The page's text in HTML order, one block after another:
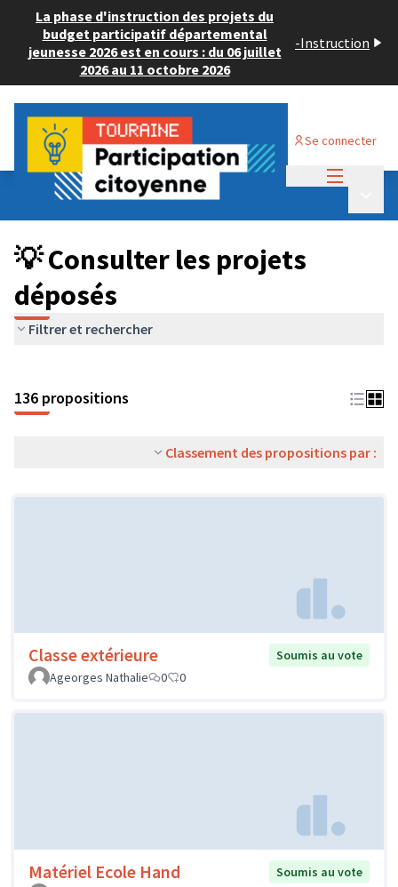
La phase d'instruction des projets du
budget participatif départemental
jeunesse 2026 est en cours : du 06 juillet
2026 au 11 octobre 2026
-Instruction
Se connecter
Budget Participatif JEUNESSE 2024
💡 Consulter les projets déposés
💡 Consulter les projets
déposés
Filtrer et rechercher
136 propositions
Classement des propositions par :
Classe extérieure
Soumis au vote
Ageorges Nathalie
0 0
Matériel Ecole Hand
Soumis au vote